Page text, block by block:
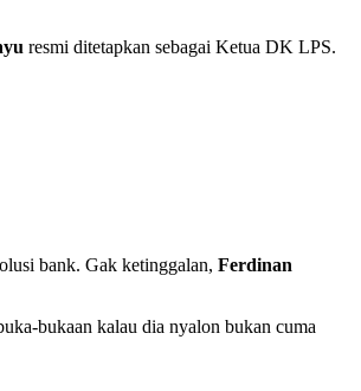
resmi ditetapkan sebagai Ketua DK LPS.
bank. Gak ketinggalan, Ferdinan
bukaan kalau dia nyalon bukan cuma